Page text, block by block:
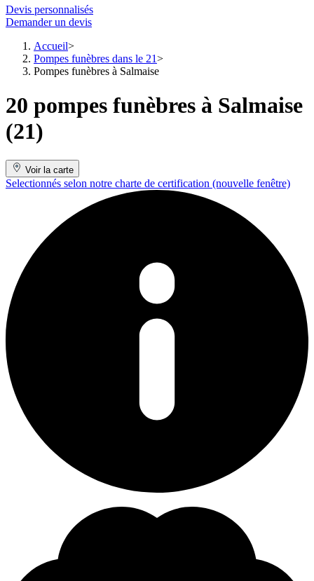
Devis personnalisés
Demander un devis
Accueil
Pompes funèbres dans le 21
Pompes funèbres à Salmaise
20 pompes funèbres à Salmaise
(21)
Voir la carte
Selectionnés selon notre charte de certification (nouvelle fenêtre)